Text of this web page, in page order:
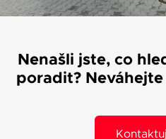
Nenašli jste, co
poradit?
Váše
za Váš
chvíli